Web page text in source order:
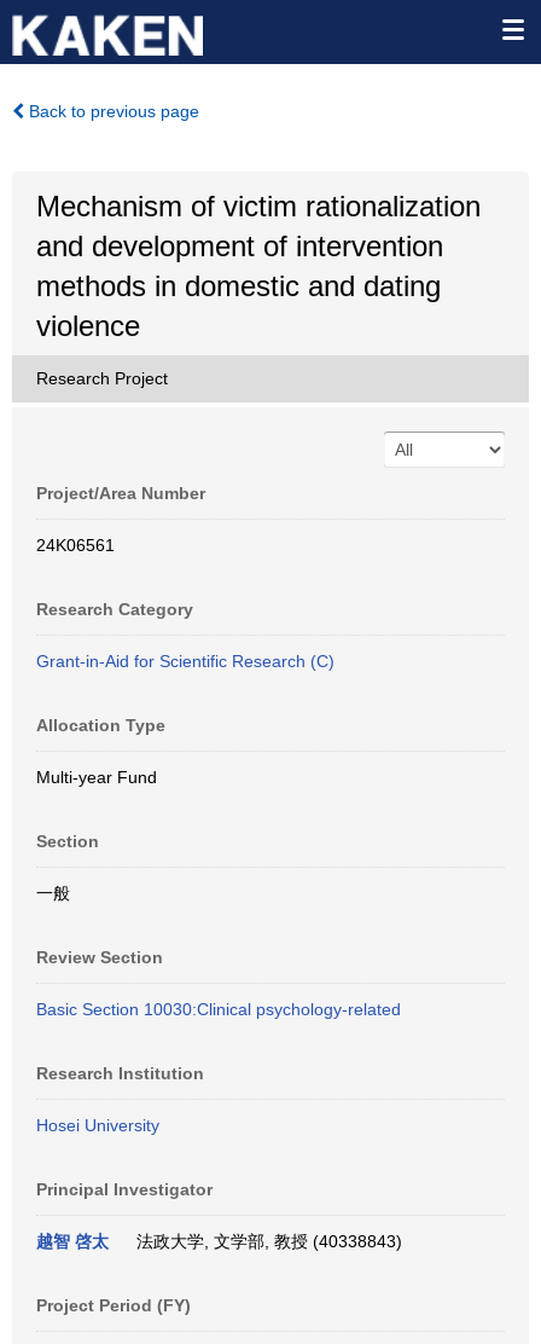
Back to previous page
Mechanism of victim rationalization
and development of intervention
methods in domestic and dating
violence
Research Project
Project/Area Number
24K06561
Research Category
Grant-in-Aid for Scientific Research (C)
Allocation Type
Multi-year Fund
Section
一般
Review Section
Basic Section 10030:Clinical psychology-related
Research Institution
Hosei University
Principal Investigator
越智 啓太 法政大学, 文学部, 教授 (40338843)
Project Period (FY)